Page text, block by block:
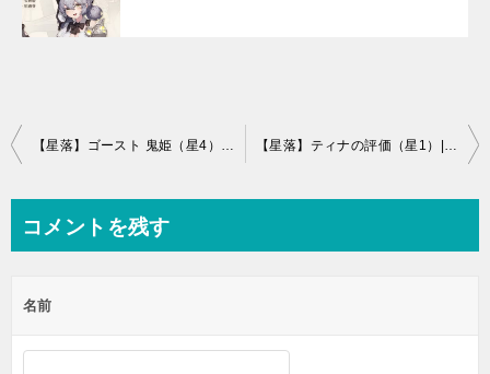
投
ビ
ー
シ
【星落】ゴースト 鬼姫（星4）の海外評価 | 凸効果・スキル・戦技まとめ 【星落】ティナの評価（星1）| 凸効果・スキル・戦技まとめ
コメントを残す
名前